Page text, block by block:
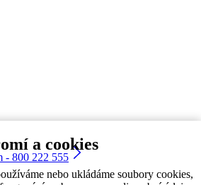
a cookies
nebo ukládáme soubory cookies,
- 800 222 555